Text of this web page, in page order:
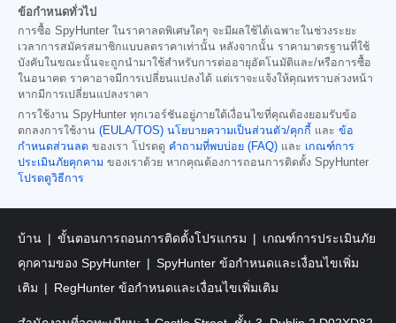
ข้อกำหนดทั่วไป
การซื้อ SpyHunter ในราคาลดพิเศษใดๆ จะมีผลใช้ได้เฉพาะในช่วงระยะ
เวลาการสมัครสมาชิกแบบลดราคาเท่านั้น หลังจากนั้น ราคามาตรฐานที่ใช้
บังคับในขณะนั้นจะถูกนำมาใช้สำหรับการต่ออายุอัตโนมัติและ/หรือการซื้อ
ในอนาคต ราคาอาจมีการเปลี่ยนแปลงได้ แต่เราจะแจ้งให้คุณทราบล่วงหน้า
หากมีการเปลี่ยนแปลงราคา
การใช้งาน SpyHunter ทุกเวอร์ชันอยู่ภายใต้เงื่อนไขที่คุณต้องยอมรับข้อ
ตกลงการใช้งาน (EULA/TOS) นโยบายความเป็นส่วนตัว/คุกกี้ และ ข้อ
กำหนดส่วนลด ของเรา โปรดดู คำถามที่พบบ่อย (FAQ) และ เกณฑ์การ
ประเมินภัยคุกคาม ของเราด้วย หากคุณต้องการถอนการติดตั้ง SpyHunter
โปรดดูวิธีการ
บ้าน ขั้นตอนการถอนการติดตั้งโปรแกรม
เกณฑ์การประเมินภัย
คุกคามของ SpyHunter
SpyHunter ข้อกำหนดและเงื่อนไขเพิ่ม
เติม
RegHunter ข้อกำหนดและเงื่อนไขเพิ่มเติม